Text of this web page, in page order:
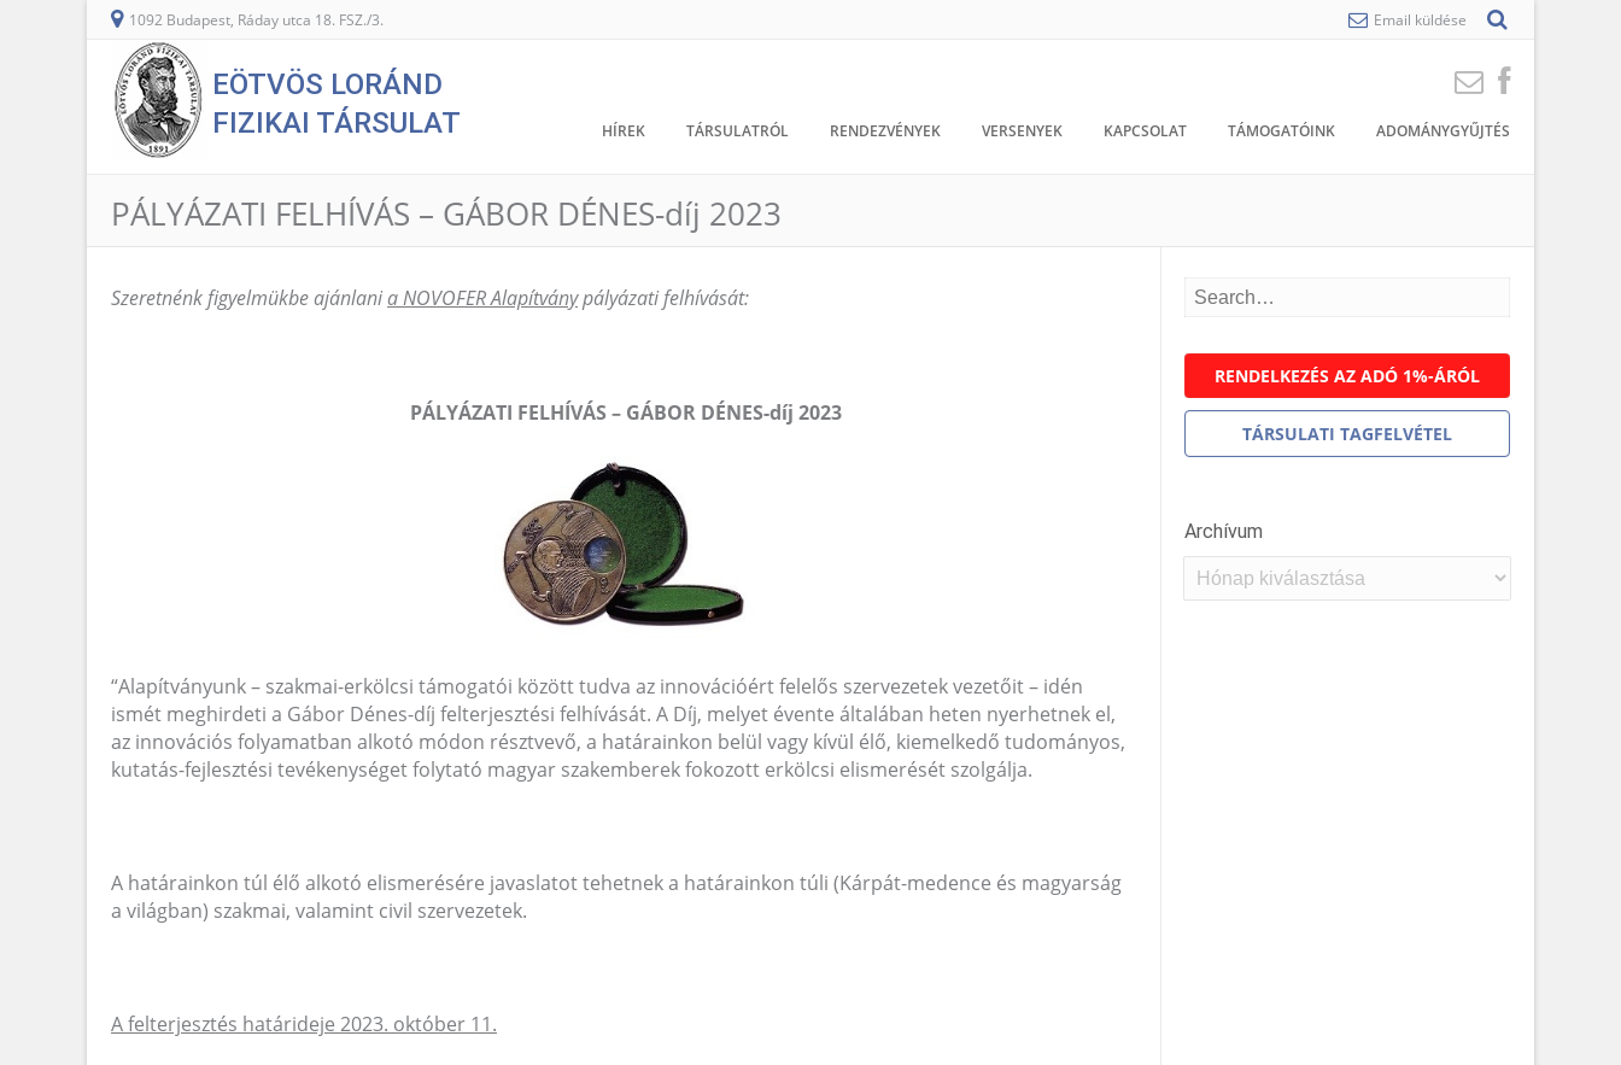
1092 Budapest, Ráday utca 18. FSZ./3. Email küldése
EÖTVÖS LORÁND
FIZIKAI TÁRSULAT
HÍREK TÁRSULATRÓL RENDEZVÉNYEK VERSENYEK KAPCSOLAT TÁMOGATÓINK ADOMÁNYGYŰJTÉS
PÁLYÁZATI FELHÍVÁS – GÁBOR DÉNES-díj 2023
Szeretnénk figyelmükbe ajánlania NOVOFER Alapítványpályázati felhívását:
PÁLYÁZATI FELHÍVÁS – GÁBOR DÉNES-díj 2023
“Alapítványunk – szakmai-erkölcsi támogatói között tudva az innovációért felelős szervezetek vezetőit – idén
ismét meghirdeti a Gábor Dénes-díj felterjesztési felhívását. A Díj, melyet évente általában heten nyerhetnek el,
az innovációs folyamatban alkotó módon résztvevő, a határainkon belül vagy kívül élő, kiemelkedő tudományos,
kutatás-fejlesztési tevékenységet folytató magyar szakemberek fokozott erkölcsi elismerését szolgálja.
A határainkon túl élő alkotó elismerésére javaslatot tehetnek a határainkon túli (Kárpát-medence és magyarság
a világban) szakmai, valamint civil szervezetek.
A felterjesztés határideje 2023. október 11.
RENDELKEZÉS AZ ADÓ 1%-ÁRÓL
TÁRSULATI TAGFELVÉTEL
Archívum
Archívum